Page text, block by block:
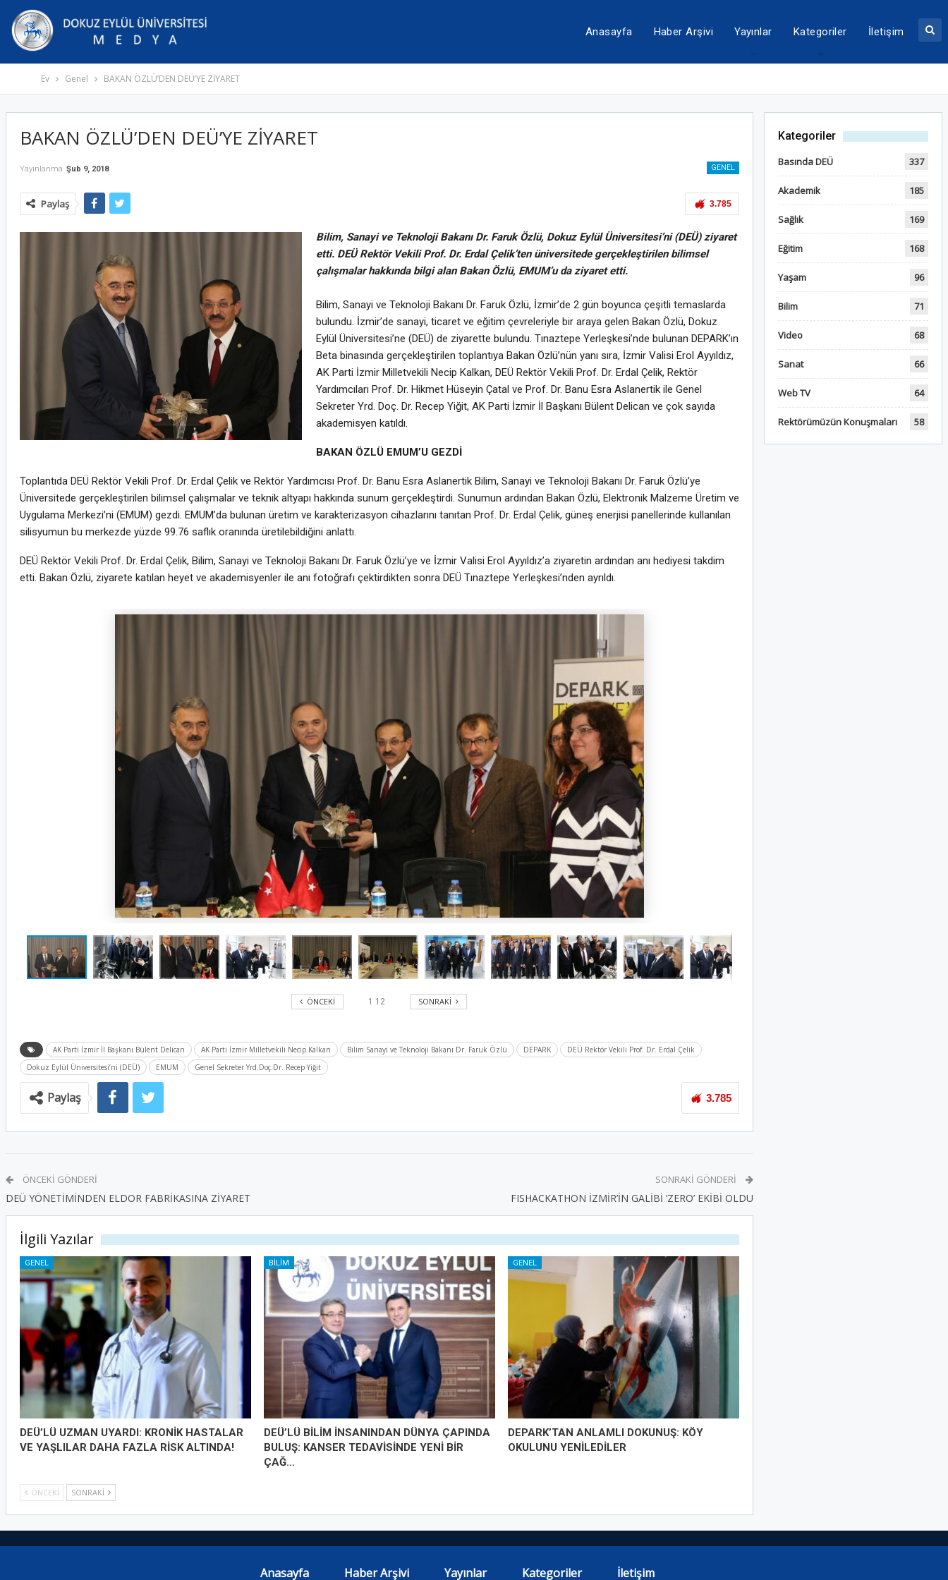
Anasayfa Haber Arşivi Yayınlar Kategoriler İletişim
Ev Genel BAKAN ÖZLÜ’DEN DEÜ’YE ZİYARET
BAKAN ÖZLÜ’DEN DEÜ’YE ZİYARET
GENEL
Yayınlanma Şub 9, 2018
3.785
Paylaş
Bilim, Sanayi ve Teknoloji Bakanı Dr. Faruk Özlü, Dokuz Eylül Üniversitesi’ni (DEÜ) ziyaret
etti. DEÜ Rektör Vekili Prof. Dr. Erdal Çelik’ten üniversitede gerçekleştirilen bilimsel
çalışmalar hakkında bilgi alan Bakan Özlü, EMUM’u da ziyaret etti.
Bilim, Sanayi ve Teknoloji Bakanı Dr. Faruk Özlü, İzmir’de 2 gün boyunca çeşitli temaslarda
bulundu. İzmir’de sanayi, ticaret ve eğitim çevreleriyle bir araya gelen Bakan Özlü, Dokuz
Eylül Üniversitesi’ne (DEÜ) de ziyarette bulundu. Tınaztepe Yerleşkesi’nde bulunan DEPARK’ın
Beta binasında gerçekleştirilen toplantıya Bakan Özlü’nün yanı sıra, İzmir Valisi Erol Ayyıldız,
AK Parti İzmir Milletvekili Necip Kalkan, DEÜ Rektör Vekili Prof. Dr. Erdal Çelik, Rektör
Yardımcıları Prof. Dr. Hikmet Hüseyin Çatal ve Prof. Dr. Banu Esra Aslanertik ile Genel
Sekreter Yrd. Doç. Dr. Recep Yiğit, AK Parti İzmir İl Başkanı Bülent Delican ve çok sayıda
akademisyen katıldı.
BAKAN ÖZLÜ EMUM’U GEZDİ
Toplantıda DEÜ Rektör Vekili Prof. Dr. Erdal Çelik ve Rektör Yardımcısı Prof. Dr. Banu Esra Aslanertik Bilim, Sanayi ve Teknoloji Bakanı Dr. Faruk Özlü’ye
Üniversitede gerçekleştirilen bilimsel çalışmalar ve teknik altyapı hakkında sunum gerçekleştirdi. Sunumun ardından Bakan Özlü, Elektronik Malzeme Üretim ve
Uygulama Merkezi’ni (EMUM) gezdi. EMUM’da bulunan üretim ve karakterizasyon cihazlarını tanıtan Prof. Dr. Erdal Çelik, güneş enerjisi panellerinde kullanılan
silisyumun bu merkezde yüzde 99.76 saflık oranında üretilebildiğini anlattı.
DEÜ Rektör Vekili Prof. Dr. Erdal Çelik, Bilim, Sanayi ve Teknoloji Bakanı Dr. Faruk Özlü’ye ve İzmir Valisi Erol Ayyıldız’a ziyaretin ardından anı hediyesi takdim
etti. Bakan Özlü, ziyarete katılan heyet ve akademisyenler ile anı fotoğrafı çektirdikten sonra DEÜ Tınaztepe Yerleşkesi’nden ayrıldı.
ÖNCEKI 1 12 SONRAKI
AK Parti İzmir İl Başkanı Bülent Delican AK Parti İzmir Milletvekili Necip Kalkan Bilim Sanayi ve Teknoloji Bakanı Dr. Faruk Özlü DEPARK
DEÜ Rektör Vekili Prof. Dr. Erdal Çelik
Dokuz Eylül Üniversitesi’ni (DEÜ)
EMUM Genel Sekreter Yrd.Doç.Dr. Recep Yiğit
3.785
Paylaş
ÖNCEKI GÖNDERI
DEÜ YÖNETİMİNDEN ELDOR FABRİKASINA ZİYARET
SONRAKI GÖNDERI
FISHACKATHON İZMİR’İN GALİBİ ‘ZERO’ EKİBİ OLDU
İlgili Yazılar
GENEL
DEÜ’LÜ UZMAN UYARDI: KRONİK HASTALAR
VE YAŞLILAR DAHA FAZLA RİSK ALTINDA!
BILIM
DEÜ’LÜ BİLİM İNSANINDAN DÜNYA ÇAPINDA
BULUŞ: KANSER TEDAVİSİNDE YENİ BİR
ÇAĞ…
GENEL
DEPARK’TAN ANLAMLI DOKUNUŞ: KÖY
OKULUNU YENİLEDİLER
ÖNCEKI SONRAKI
Kategoriler
Basında DEÜ 337
Akademik 185
Sağlık 169
Eğitim 168
Yaşam 96
Bilim 71
Video 68
Sanat 66
Web TV 64
Rektörümüzün Konuşmaları 58
Anasayfa Haber Arşivi Yayınlar Kategoriler İletişim